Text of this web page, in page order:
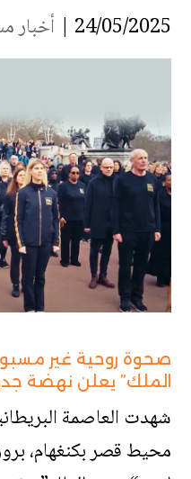
24/05/2025 | أخبار
صحوة روحية غير
الملك” يعلن نهضة
شهدت العاصمة
محيط قصر بكنغهام،